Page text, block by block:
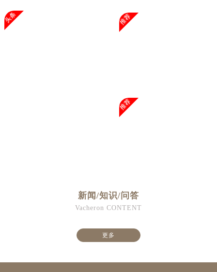
头条 推荐
推荐
新闻/知识/问答
Vacheron CONTENT
更多